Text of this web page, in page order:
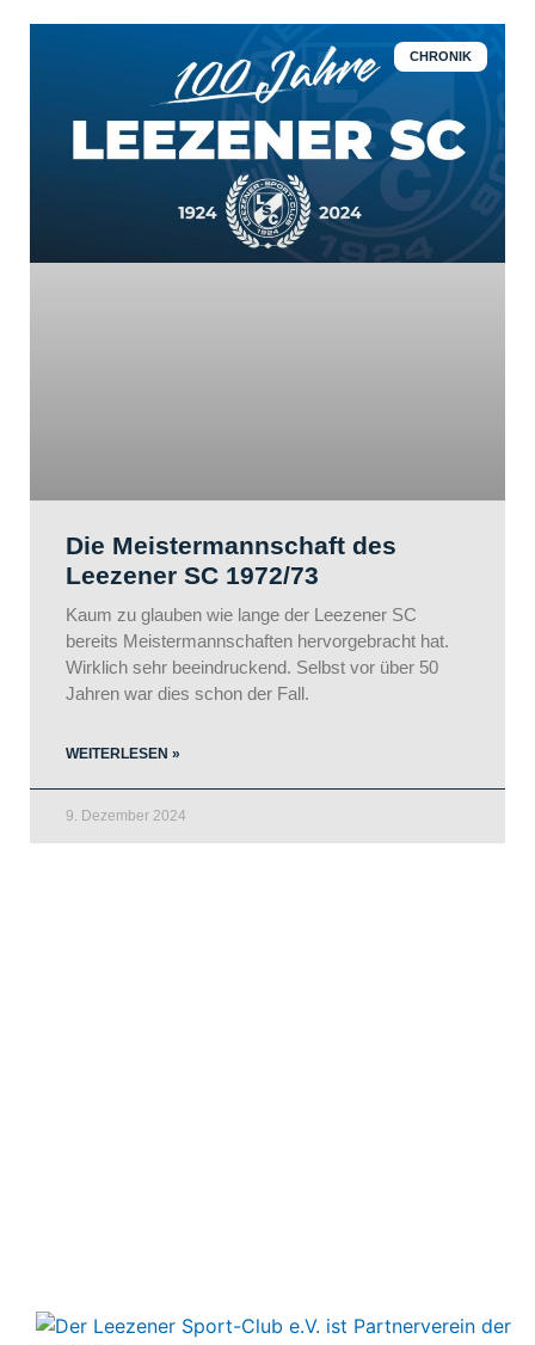
CHRONIK
Die Meistermannschaft des
Leezener SC 1972/73
Kaum zu glauben wie lange der Leezener SC
bereits Meistermannschaften hervorgebracht hat.
Wirklich sehr beeindruckend. Selbst vor über 50
Jahren war dies schon der Fall.
WEITERLESEN »
9. Dezember 2024